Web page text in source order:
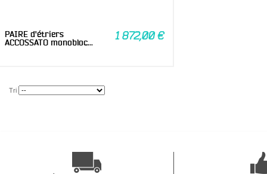
PAIRE d'étriers
ACCOSSATO monobloc...
1 872,00 €
Tri